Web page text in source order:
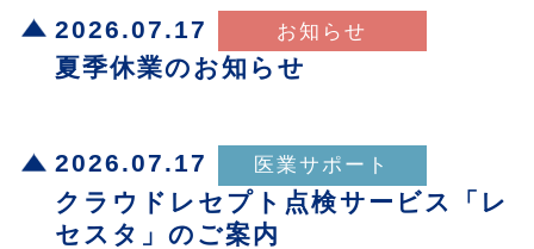
2026.07.17
夏季休業のお知らせ
2026.07.17
クラウドレセプト点検サービス「レ
セスタ」のご案内